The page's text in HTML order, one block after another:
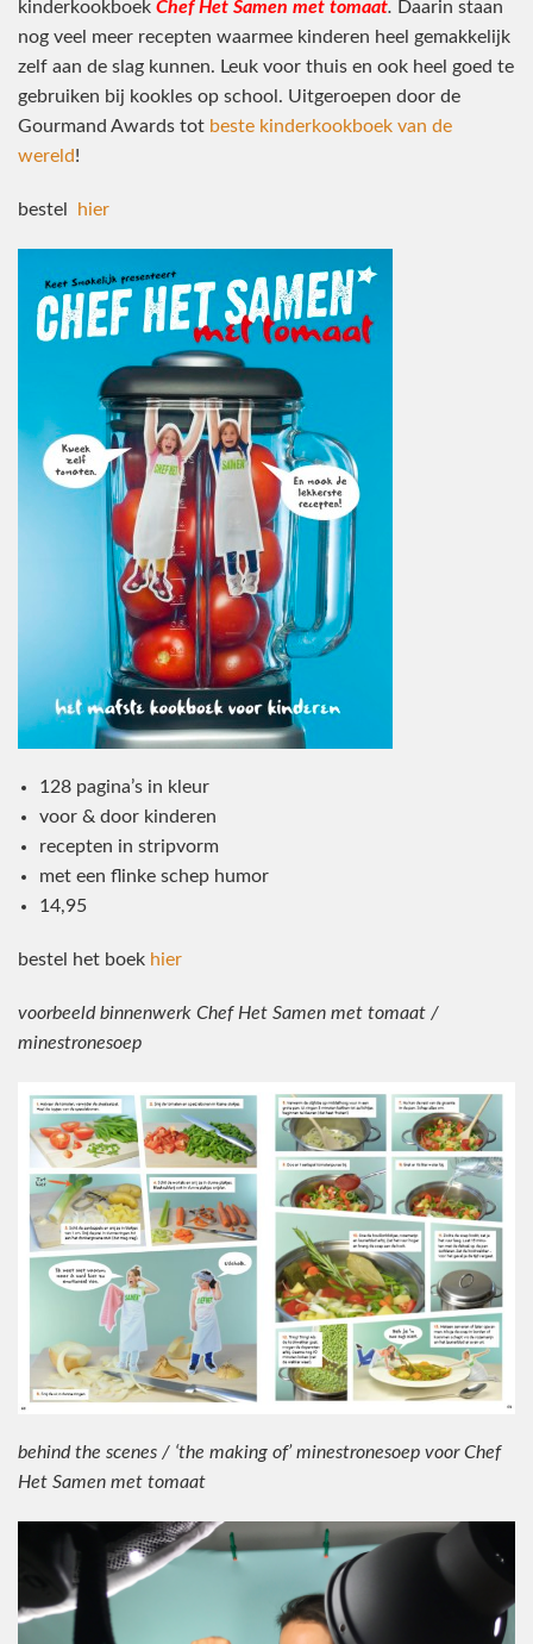
kinderkookboek Chef Het Samen met tomaat. Daarin staan
nog veel meer recepten waarmee kinderen heel gemakkelijk
zelf aan de slag kunnen. Leuk voor thuis en ook heel goed te
gebruiken bij kookles op school. Uitgeroepen door de
Gourmand Awards tot beste kinderkookboek van de
wereld!
bestel hier
128 pagina’s in kleur
voor & door kinderen
recepten in stripvorm
met een flinke schep humor
14,95
bestel het boek hier
voorbeeld binnenwerk Chef Het Samen met tomaat /
minestronesoep
behind the scenes / ‘the making of’ minestronesoep voor Chef
Het Samen met tomaat